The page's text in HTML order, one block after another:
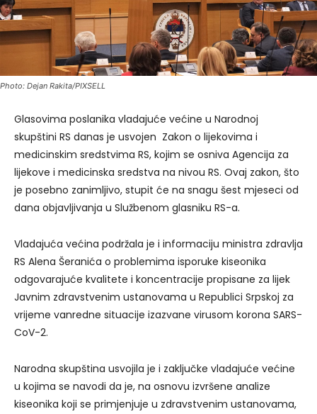
Photo: Dejan Rakita/PIXSELL
Glasovima poslanika vladajuće većine u Narodnoj
skupštini RS danas je usvojen Zakon o lijekovima i
medicinskim sredstvima RS, kojim se osniva Agencija za
lijekove i medicinska sredstva na nivou RS. Ovaj zakon, što
je posebno zanimljivo, stupit će na snagu šest mjeseci od
dana objavljivanja u Službenom glasniku RS-a.
Vladajuća većina podržala je i informaciju ministra zdravlja
RS Alena Šeranića o problemima isporuke kiseonika
odgovarajuće kvalitete i koncentracije propisane za lijek
Javnim zdravstvenim ustanovama u Republici Srpskoj za
vrijeme vanredne situacije izazvane virusom korona SARS-
CoV-2.
Narodna skupština usvojila je i zaključke vladajuće većine
u kojima se navodi da je, na osnovu izvršene analize
kiseonika koji se primjenjuje u zdravstvenim ustanovama,